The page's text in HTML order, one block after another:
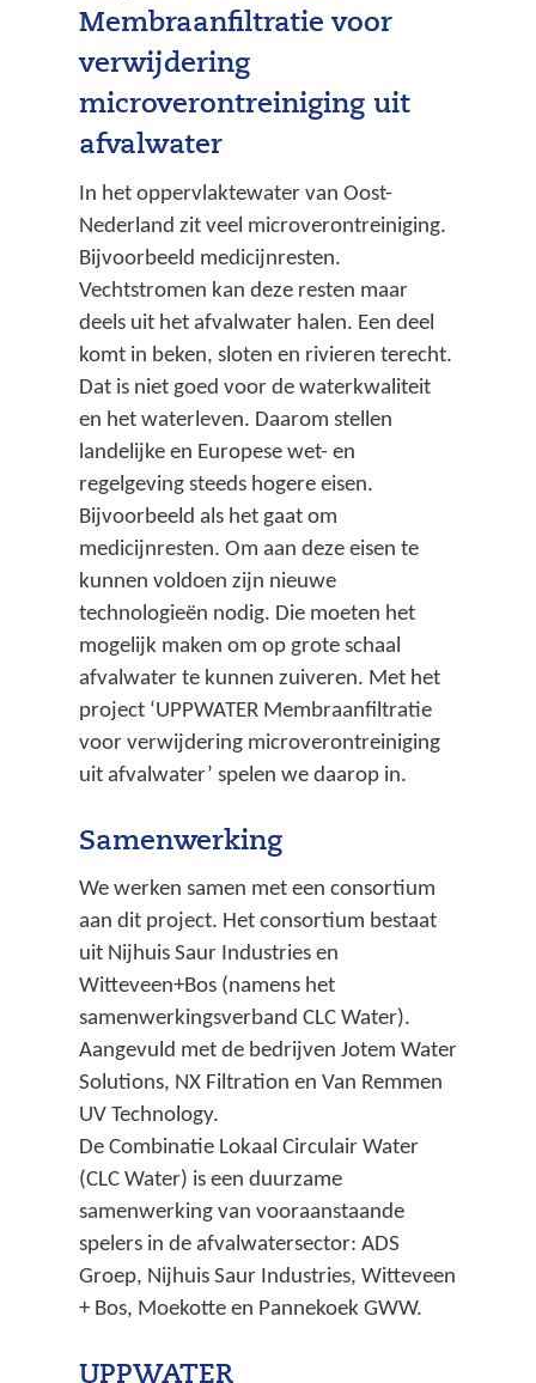
Membraanfiltratie voor
verwijdering
microverontreiniging uit
afvalwater
In het oppervlaktewater van Oost-
Nederland zit veel microverontreiniging.
Bijvoorbeeld medicijnresten.
Vechtstromen kan deze resten maar
deels uit het afvalwater halen. Een deel
komt in beken, sloten en rivieren terecht.
Dat is niet goed voor de waterkwaliteit
en het waterleven. Daarom stellen
landelijke en Europese wet- en
regelgeving steeds hogere eisen.
Bijvoorbeeld als het gaat om
medicijnresten. Om aan deze eisen te
kunnen voldoen zijn nieuwe
technologieën nodig. Die moeten het
mogelijk maken om op grote schaal
afvalwater te kunnen zuiveren. Met het
project ‘UPPWATER Membraanfiltratie
voor verwijdering microverontreiniging
uit afvalwater’ spelen we daarop in.
Samenwerking
We werken samen met een consortium
aan dit project. Het consortium bestaat
uit Nijhuis Saur Industries en
Witteveen+Bos (namens het
samenwerkingsverband CLC Water).
Aangevuld met de bedrijven Jotem Water
Solutions, NX Filtration en Van Remmen
UV Technology.
De Combinatie Lokaal Circulair Water
(CLC Water) is een duurzame
samenwerking van vooraanstaande
spelers in de afvalwatersector: ADS
Groep, Nijhuis Saur Industries, Witteveen
+ Bos, Moekotte en Pannekoek GWW.
UPPWATER